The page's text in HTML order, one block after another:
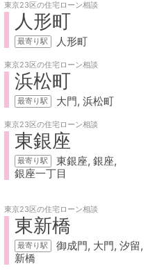
東京23区の住宅ローン相談
人形町
人形町
東京23区の住宅ローン相談
浜松町
大門 浜松町
東京23区の住宅ローン相談
東銀座
東銀座 銀座
銀座一丁目
東京23区の住宅ローン相談
東新橋
御成門 大門 汐留
新橋